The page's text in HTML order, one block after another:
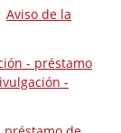
Aviso de la
- préstamo
-